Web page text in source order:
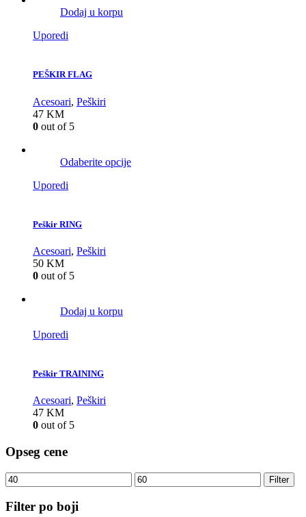
Dodaj u korpu
Uporedi
PEŠKIR FLAG
Acesoari, Peškiri
47 KM
0 out of 5
Odaberite opcije
Uporedi
Peškir RING
Acesoari, Peškiri
50 KM
0 out of 5
Dodaj u korpu
Uporedi
Peškir TRAINING
Acesoari, Peškiri
47 KM
0 out of 5
Opseg cene
Filter
Filter po boji